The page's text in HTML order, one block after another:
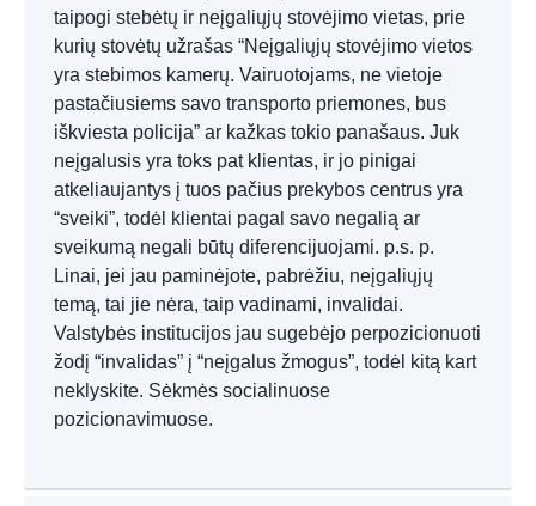
taipogi stebėtų ir neįgaliųjų stovėjimo vietas, prie
kurių stovėtų užrašas “Neįgaliųjų stovėjimo vietos
yra stebimos kamerų. Vairuotojams, ne vietoje
pastačiusiems savo transporto priemones, bus
iškviesta policija” ar kažkas tokio panašaus. Juk
neįgalusis yra toks pat klientas, ir jo pinigai
atkeliaujantys į tuos pačius prekybos centrus yra
“sveiki”, todėl klientai pagal savo negalią ar
sveikumą negali būtų diferencijuojami. p.s. p.
Linai, jei jau paminėjote, pabrėžiu, neįgaliųjų
temą, tai jie nėra, taip vadinami, invalidai.
Valstybės institucijos jau sugebėjo perpozicionuoti
žodį “invalidas” į “neįgalus žmogus”, todėl kitą kart
neklyskite. Sėkmės socialinuose
pozicionavimuose.